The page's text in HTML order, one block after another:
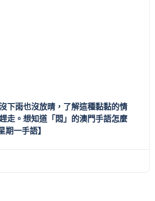
下雨也沒放晴，了解這種黏黏的情
走。想知道「悶」的澳門手語怎麼
一手語】